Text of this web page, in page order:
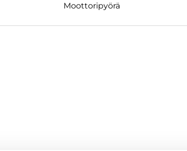
Moottoripyörä